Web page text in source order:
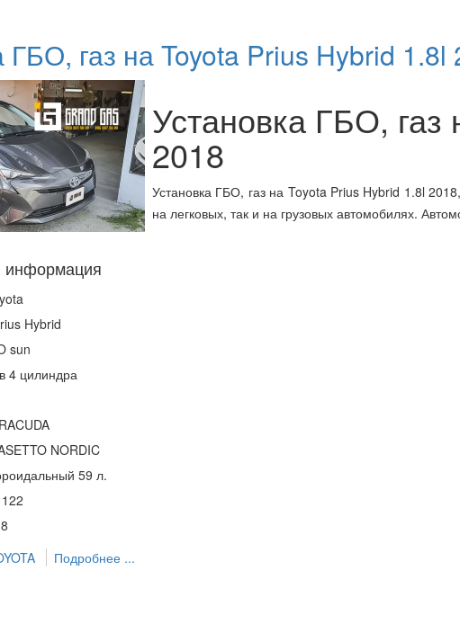
ГБО, газ на Toyota Prius Hybrid 1.8l
Установка ГБО, газ
2018
Установка ГБО, газ на Toyota Prius Hybrid 1.8l
на легковых, так и на грузовых автомобилях.
информация
Hybrid
sun
4 цилиндра
NORDIC
59 л.
122
Подробнее ...